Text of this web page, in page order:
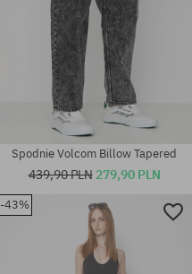
Dostępne rozmiary:
Spodnie Volcom Billow Tapered
439,90 PLN 279,90 PLN
-43%